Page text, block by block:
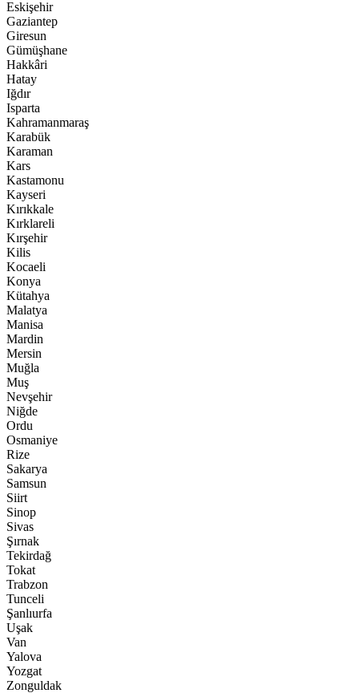
Eskişehir
Gaziantep
Giresun
Gümüşhane
Hakkâri
Hatay
Iğdır
Isparta
Kahramanmaraş
Karabük
Karaman
Kars
Kastamonu
Kayseri
Kırıkkale
Kırklareli
Kırşehir
Kilis
Kocaeli
Konya
Kütahya
Malatya
Manisa
Mardin
Mersin
Muğla
Muş
Nevşehir
Niğde
Ordu
Osmaniye
Rize
Sakarya
Samsun
Siirt
Sinop
Sivas
Şırnak
Tekirdağ
Tokat
Trabzon
Tunceli
Şanlıurfa
Uşak
Van
Yalova
Yozgat
Zonguldak